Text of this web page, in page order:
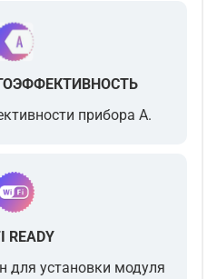
прибора A.
READY
для установки модуля